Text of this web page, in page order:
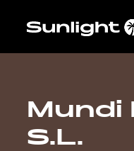
Mundi
S.L.